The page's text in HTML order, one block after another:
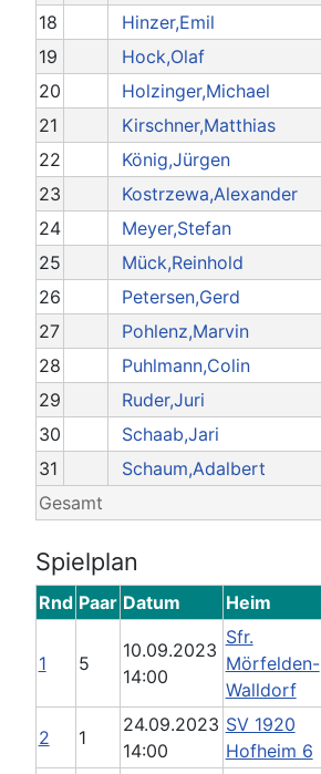
18
Hinzer,Emil
19
Hock,Olaf
20
Holzinger,Michael
21
Kirschner,Matthias
22
König,Jürgen
23
Kostrzewa,Alexander
24
Meyer,Stefan
25
Mück,Reinhold
26
Petersen,Gerd
27
Pohlenz,Marvin
28
Puhlmann,Colin
29
Ruder,Juri
30
Schaab,Jari
31
Schaum,Adalbert
Gesamt
Spielplan
Rnd Paar Datum Heim
1 5
10.09.2023
14:00
Sfr.
Mörfelden-
Walldorf
2 1
24.09.2023
14:00
SV 1920
Hofheim 6